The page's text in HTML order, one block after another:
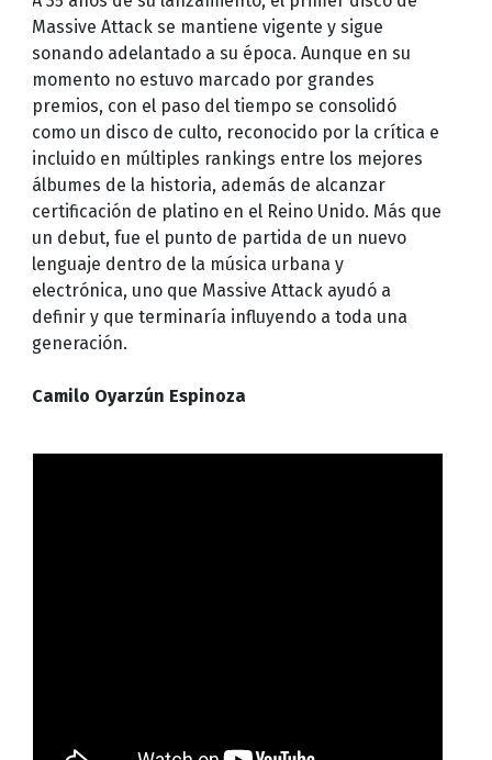
Massive Attack se mantiene vigente y sigue
sonando adelantado a su época. Aunque en su
momento no estuvo marcado por grandes
premios, con el paso del tiempo se consolidó
como un disco de culto, reconocido por la crítica e
incluido en múltiples rankings entre los mejores
álbumes de la historia, además de alcanzar
certificación de platino en el Reino Unido. Más que
un debut, fue el punto de partida de un nuevo
lenguaje dentro de la música urbana y
electrónica, uno que Massive Attack ayudó a
definir y que terminaría influyendo a toda una
generación.
Camilo Oyarzún Espinoza